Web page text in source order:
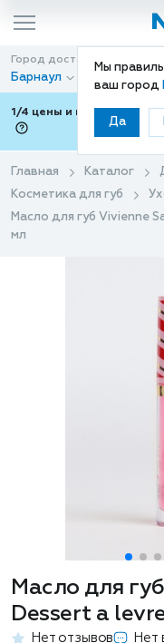
Мы
ваш город
Да
Город доставки
Барнаул
1/4 цены и покупки ваши
Главная Каталог
Косметика для губ
Масло для губ Vivienne
мл
Масло для
Dessert a
Нет отзывов Нет